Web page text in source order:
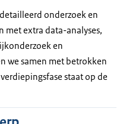
onderzoek en
met extra data-analyses,
en
we samen met betrokken
staat op de